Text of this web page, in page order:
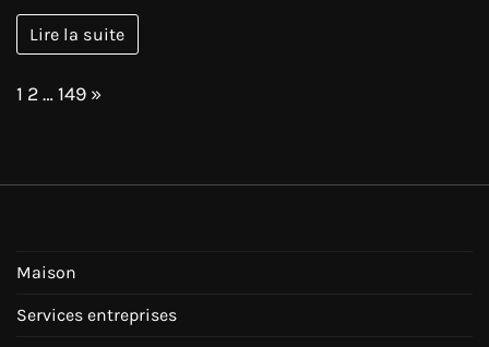
Lire la suite
Page:
1 2…149 Next
»
Maison
Services entreprises